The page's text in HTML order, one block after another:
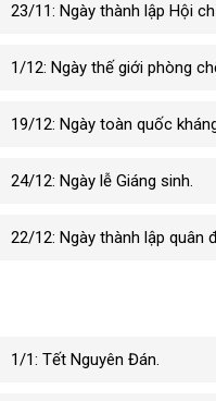
23/11: Ngày thành lập Hội
1/12: Ngày thế giới phòng
19/12: Ngày toàn quốc
24/12: Ngày lễ Giáng sinh.
22/12: Ngày thành lập quân
1/1: Tết Nguyên Đán.